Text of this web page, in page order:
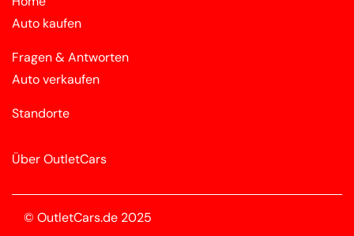
Auto kaufen
Fragen & Antworten
Auto verkaufen
Standorte
Über OutletCars
© OutletCars.de 2025